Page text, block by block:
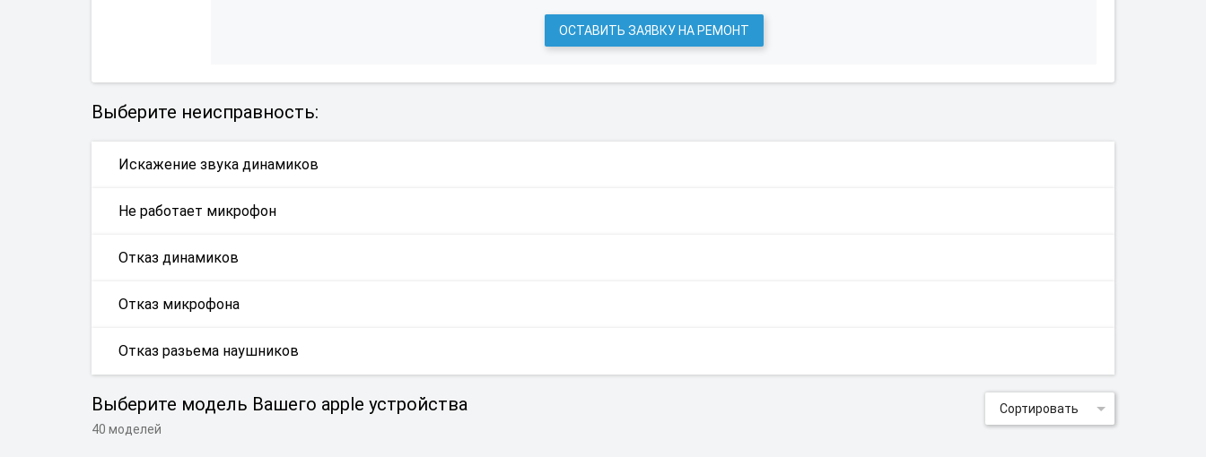
ОСТАВИТЬ ЗАЯВКУ НА РЕМОНТ
Выберите неисправность:
Искажение звука динамиков
Не работает микрофон
Отказ динамиков
Отказ микрофона
Отказ разьема наушников
Выберите модель Вашего apple устройства
40 моделей
Сортировать